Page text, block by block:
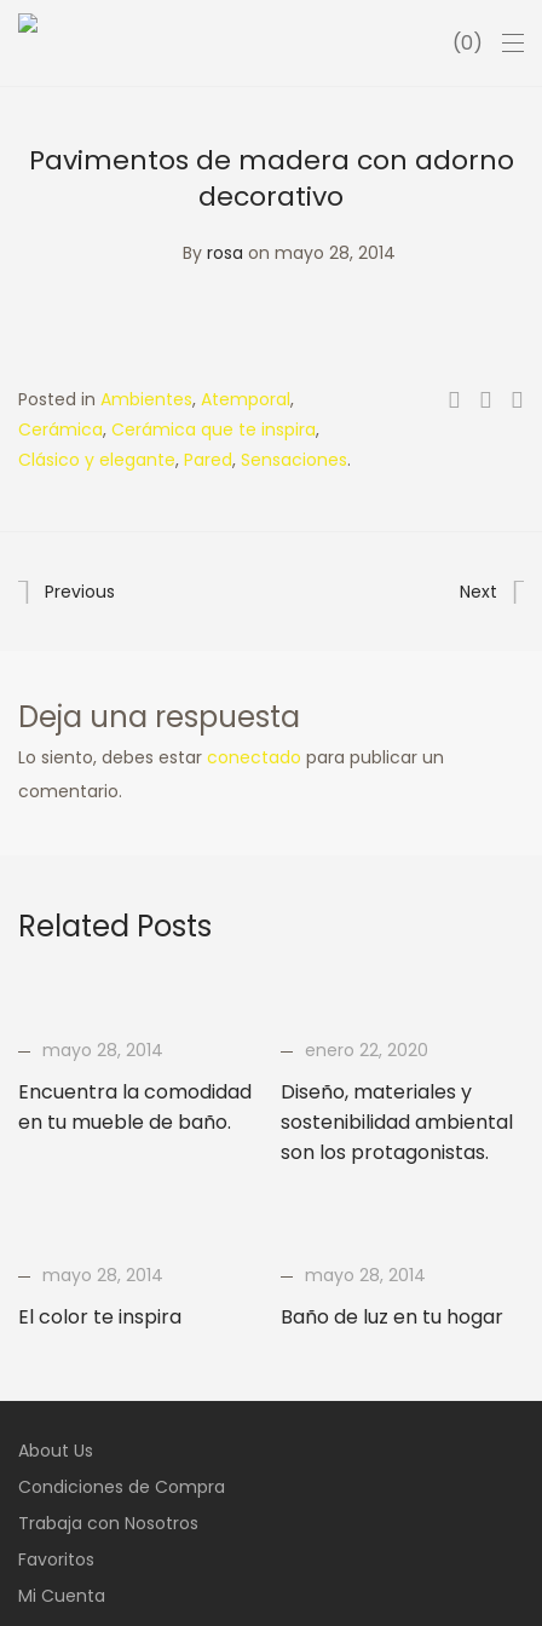
0
Pavimentos de madera con adorno
decorativo
By rosa on mayo 28, 2014
Posted in Ambientes, Atemporal,
Cerámica, Cerámica que te inspira,
Clásico y elegante, Pared, Sensaciones.
Previous Next
Deja una respuesta
Lo siento, debes estar conectado para publicar un
comentario.
Related Posts
mayo 28, 2014
Encuentra la comodidad
en tu mueble de baño.
enero 22, 2020
Diseño, materiales y
sostenibilidad ambiental
son los protagonistas.
mayo 28, 2014
El color te inspira
mayo 28, 2014
Baño de luz en tu hogar
About Us
Condiciones de Compra
Trabaja con Nosotros
Favoritos
Mi Cuenta